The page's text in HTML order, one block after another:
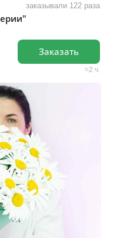
заказывали 122 раза
2 ч.
Заказать